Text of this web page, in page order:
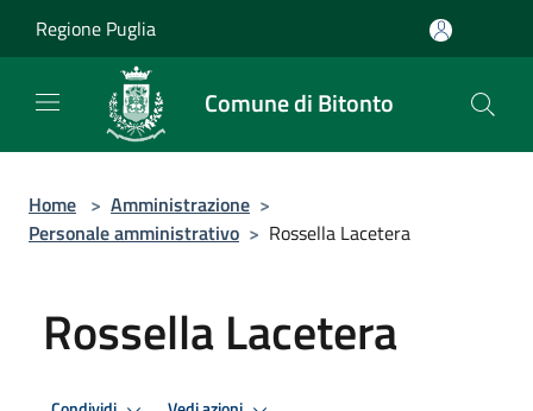
Regione Puglia
Comune di Bitonto
Home > Amministrazione >
Personale amministrativo > Rossella Lacetera
Rossella Lacetera